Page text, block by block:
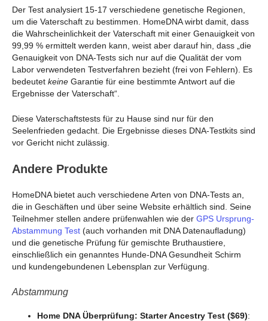
Der Test analysiert 15-17 verschiedene genetische Regionen,
um die Vaterschaft zu bestimmen. HomeDNA wirbt damit, dass
die Wahrscheinlichkeit der Vaterschaft mit einer Genauigkeit von
99,99 % ermittelt werden kann, weist aber darauf hin, dass „die
Genauigkeit von DNA-Tests sich nur auf die Qualität der vom
Labor verwendeten Testverfahren bezieht (frei von Fehlern). Es
bedeutet keine Garantie für eine bestimmte Antwort auf die
Ergebnisse der Vaterschaft“.
Diese Vaterschaftstests für zu Hause sind nur für den
Seelenfrieden gedacht. Die Ergebnisse dieses DNA-Testkits sind
vor Gericht nicht zulässig.
Andere Produkte
HomeDNA bietet auch verschiedene Arten von DNA-Tests an,
die in Geschäften und über seine Website erhältlich sind. Seine
Teilnehmer stellen andere prüfenwahlen wie der GPS Ursprung-
Abstammung Test (auch vorhanden mit DNA Datenaufladung)
und die genetische Prüfung für gemischte Bruthaustiere,
einschließlich ein genanntes Hunde-DNA Gesundheit Schirm
und kundengebundenen Lebensplan zur Verfügung.
Abstammung
Home DNA Überprüfung: Starter Ancestry Test ($69):